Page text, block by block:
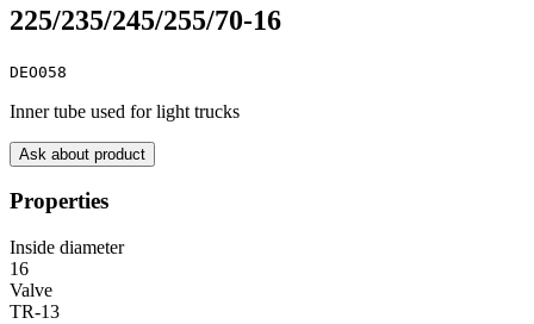
225/235/245/255/70-16
DEO058
Inner tube used for light trucks
Ask about product
Properties
Inside diameter
16
Valve
TR-13